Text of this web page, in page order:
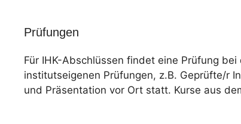
Prüfungen
Für IHK-Abschlüssen findet eine Prüfung
institutseigenen Prüfungen, z.B. Geprüfte/r
und Präsentation vor Ort statt. Kurse aus